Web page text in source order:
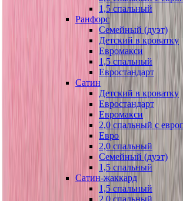
1,5 спальный
Ранфорс
Семейный (дуэт)
Детский в кроватку
Евромакси
1,5 спальный
Евростандарт
Сатин
Детский в кроватку
Евростандарт
Евромакси
2,0 спальный с
Евро
2,0 спальный
Семейный (дуэт)
1,5 спальный
Сатин-жаккард
1,5 спальный